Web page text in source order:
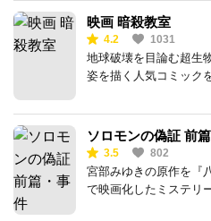
映画 暗殺教室
4.2 1031
地球破壊を目論む超生
姿を描く人気コミック
ソロモンの偽証 前
3.5 802
宮部みゆきの原作を『
で映画化したミステリ